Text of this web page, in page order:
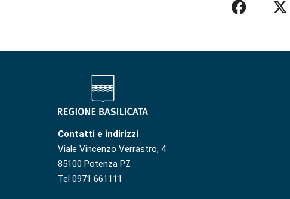
Contatti e indirizzi
Viale Vincenzo Verrastro, 4
85100 Potenza PZ
Tel 0971 661111